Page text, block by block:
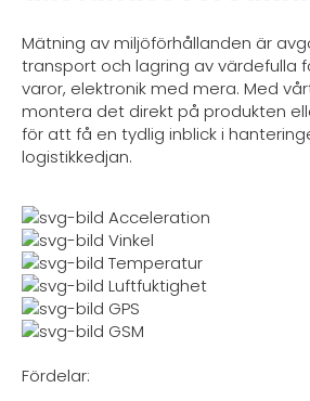
Mätning av miljöförhållanden är
transport och lagring av värdefulla
varor, elektronik med mera. Med
montera det direkt på produkten
för att få en tydlig inblick i
logistikkedjan.
Acceleration
Vinkel
Temperatur
Luftfuktighet
GPS
GSM
Fördelar: